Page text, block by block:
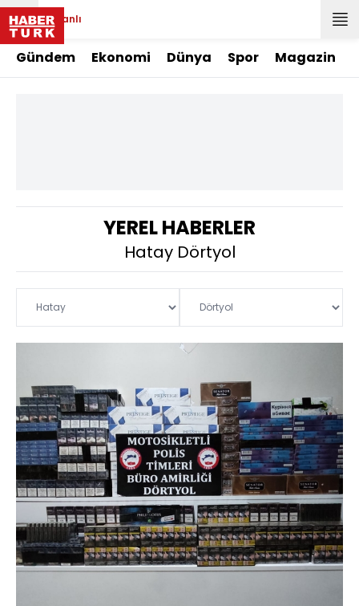
Canlı
Gündem Ekonomi Dünya Spor Magazin
YEREL HABERLER
Hatay Dörtyol